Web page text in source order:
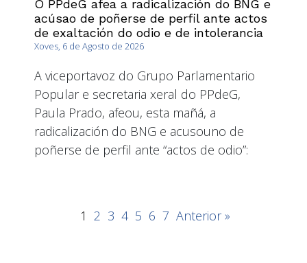
O PPdeG afea a radicalización do BNG e
acúsao de poñerse de perfil ante actos
de exaltación do odio e de intolerancia
Xoves, 6 de Agosto de 2026
A viceportavoz do Grupo Parlamentario
Popular e secretaria xeral do PPdeG,
Paula Prado, afeou, esta mañá, a
radicalización do BNG e acusouno de
poñerse de perfil ante “actos de odio”:
1 2 3 4 5 6 7 Anterior »